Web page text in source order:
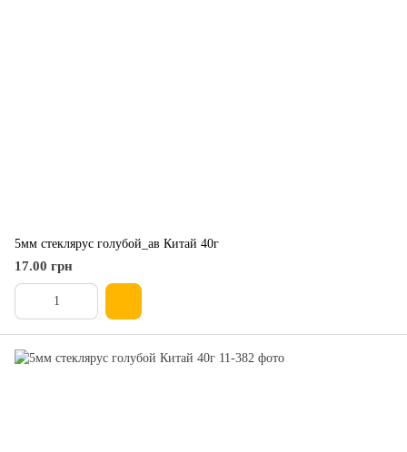
5мм стеклярус голубой_ав Китай 40г
17.00 грн